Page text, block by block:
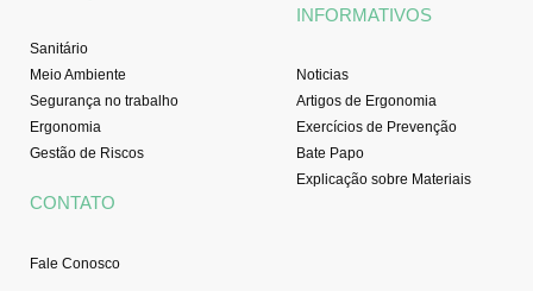
Sanitário
Meio Ambiente
Segurança no trabalho
Ergonomia
Gestão de Riscos
CONTATO
Fale Conosco
INFORMATIVOS
Noticias
Artigos de Ergonomia
Exercícios de Prevenção
Bate Papo
Explicação sobre Materiais